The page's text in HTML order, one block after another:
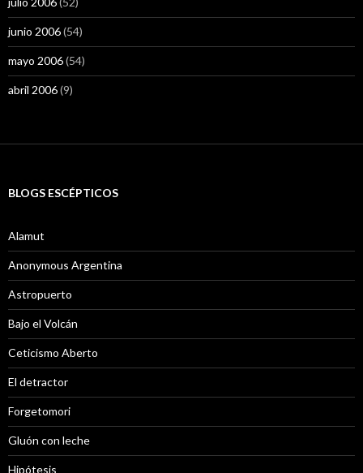
junio 2006(54)
mayo 2006(54)
abril 2006(9)
BLOGS ESCÉPTICOS
Alamut
Anonymous Argentina
Astropuerto
Bajo el Volcán
Ceticismo Aberto
El detractor
Forgetomori
Gluón con leche
Hipótesis